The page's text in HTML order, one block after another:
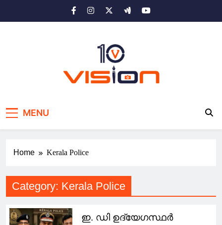
MENU
Home Kerala Police
Category: Kerala Police
ഇ. ഡി ഉദ്യേഗസ്ഥർ